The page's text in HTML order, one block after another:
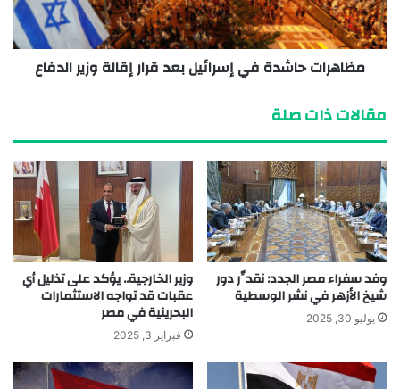
مظاهرات حاشدة في إسرائيل بعد قرار إقالة وزير الدفاع
مقالات ذات صلة
وفد سفراء مصر الجدد: نقدِّر دور
شيخ الأزهر في نشر الوسطية
يوليو 30, 2025
وزير الخارجية.. يؤكد على تذليل أي
عقبات قد تواجه الاستثمارات
البحرينية في مصر
فبراير 3, 2025